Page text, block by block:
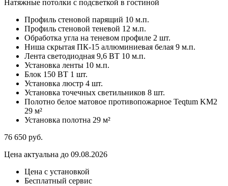
Натяжные потолки с подсветкой в гостиной
Профиль стеновой парящий 10 м.п.
Профиль стеновой теневой 12 м.п.
Обработка угла на теневом профиле 2 шт.
Ниша скрытая ПК-15 аллюминиевая белая 9 м.п.
Лента светодиодная 9,6 ВТ 10 м.п.
Установка ленты 10 м.п.
Блок 150 ВТ 1 шт.
Установка люстр 4 шт.
Установка точечных светильников 8 шт.
Полотно белое матовое противопожарное Teqtum KM2
29 м²
Установка полотна 29 м²
76 650 руб.
Цена актуальна до 09.08.2026
Цена с установкой
Бесплатный сервис